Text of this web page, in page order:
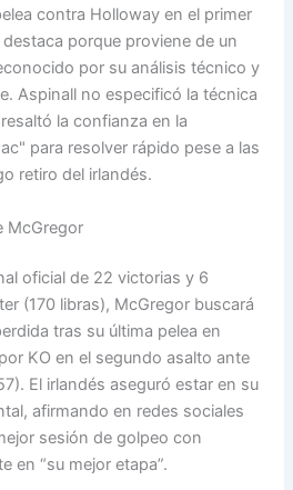
contra Holloway en el primer
porque proviene de un
por su análisis técnico y
Aspinall no especificó la técnica
la confianza en la
para resolver rápido pese a las
retiro del irlandés.
McGregor
oficial de 22 victorias y 6
(170 libras), McGregor buscará
tras su última pelea en
KO en el segundo asalto ante
El irlandés aseguró estar en su
afirmando en redes sociales
sesión de golpeo con
en “su mejor etapa”.